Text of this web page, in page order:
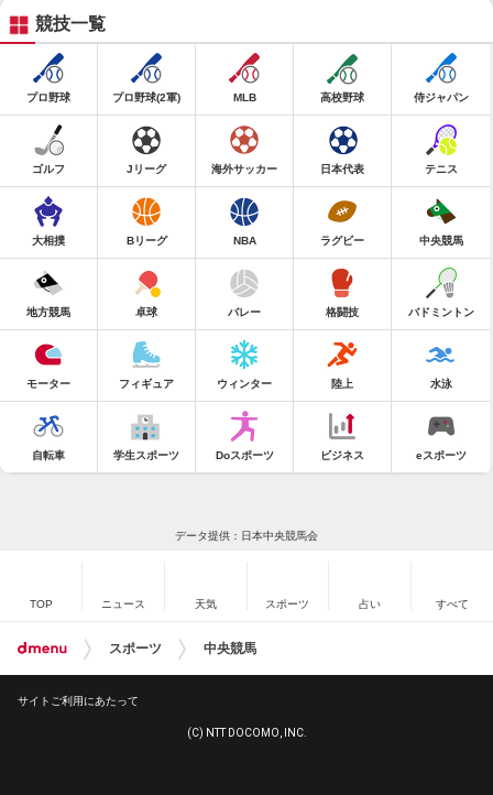
競技一覧
プロ野球 プロ野球(2軍) MLB 高校野球 侍ジャパン
ゴルフ Jリーグ 海外サッカー 日本代表 テニス
大相撲 Bリーグ NBA ラグビー 中央競馬
地方競馬 卓球 バレー 格闘技 バドミントン
モーター フィギュア ウィンター 陸上 水泳
自転車 学生スポーツ Doスポーツ ビジネス eスポーツ
データ提供：日本中央競馬会
TOP ニュース 天気 スポーツ 占い すべて
スポーツ 中央競馬
サイトご利用にあたって
(C) NTT DOCOMO, INC.